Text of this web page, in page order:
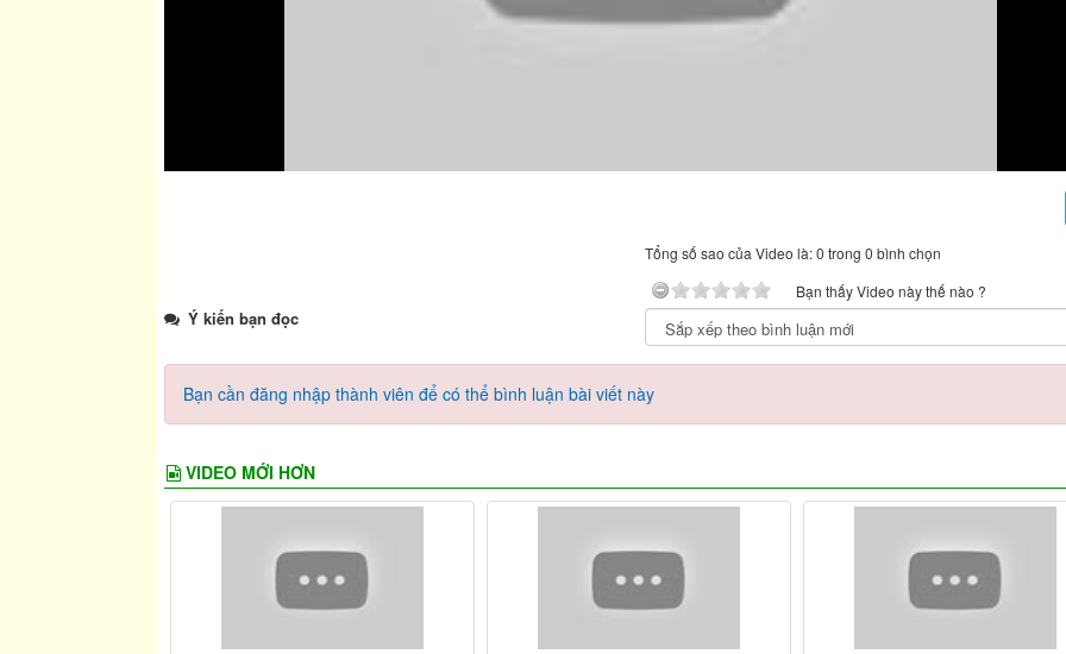
Tổng số sao của Video là: 0 trong 0 bình chọn
Bạn thấy Video này thế nào ?
Ý kiến bạn đọc
Bạn cần đăng nhập thành viên để có thể bình luận bài viết này
VIDEO MỚI HƠN